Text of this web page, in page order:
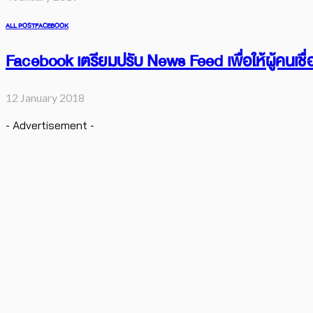
ALL POSTFACEBOOK
Facebook เตรียมปรับ News Feed เพื่อให้ผู้คนเ
12 January 2018
- Advertisement -